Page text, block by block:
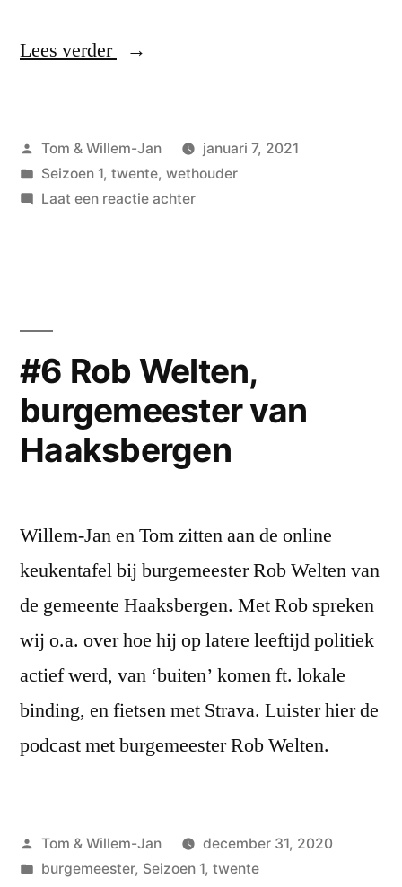
Lees verder
“#7
wethouder
van
Geplaatst
door
Tom & Willem-Jan
januari 7, 2021
Geplaatst
in
Seizoen 1, twente, wethouder
Laat een reactie achterop
#6 Rob Welten,
burgemeester van
Haaksbergen
Willem-Jan en Tom zitten aan de online
keukentafel bij burgemeester Rob Welten van
de gemeente Haaksbergen. Met Rob spreken
wij o.a. over hoe hij op latere leeftijd politiek
actief werd, van ‘buiten’ komen ft. lokale
binding, en fietsen met Strava. Luister hier de
podcast met burgemeester Rob Welten.
Geplaatst
door
Tom & Willem-Jan
december 31, 2020
Geplaatst
burgemeester, Seizoen 1, twente